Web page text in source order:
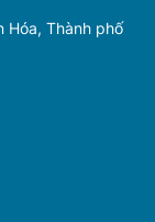
Hóa, Thành phố